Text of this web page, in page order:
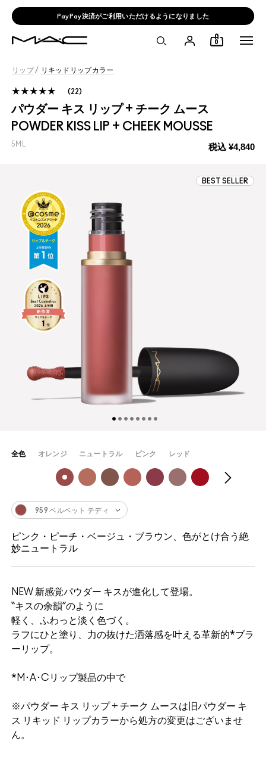
PayPay決済がご利用いただけるようになりました
0
リップ/ リキッドリップカラー
パウダー キス リップ + チーク ムース
POWDER KISS LIP + CHEEK MOUSSE
税込 ¥4,840
5ML
22
BEST SELLER
NEW 新感覚パウダー キスが進化して登場。
“キスの余韻”のように
軽く、ふわっと淡く色づく。
ラフにひと塗り、力の抜けた洒落感を叶える革新的*ブラ
ーリップ。
*M･A･Cリップ製品の中で
※パウダー キス リップ + チーク ムースは旧パウダー キ
ス リキッド リップカラーから処方の変更はございませ
ん。
全色 オレンジ ニュートラル ピンク レッド
959 ベルベット テディ
ピンク・ピーチ・ベージュ・ブラウン、色がとけ合う絶
妙ニュートラル